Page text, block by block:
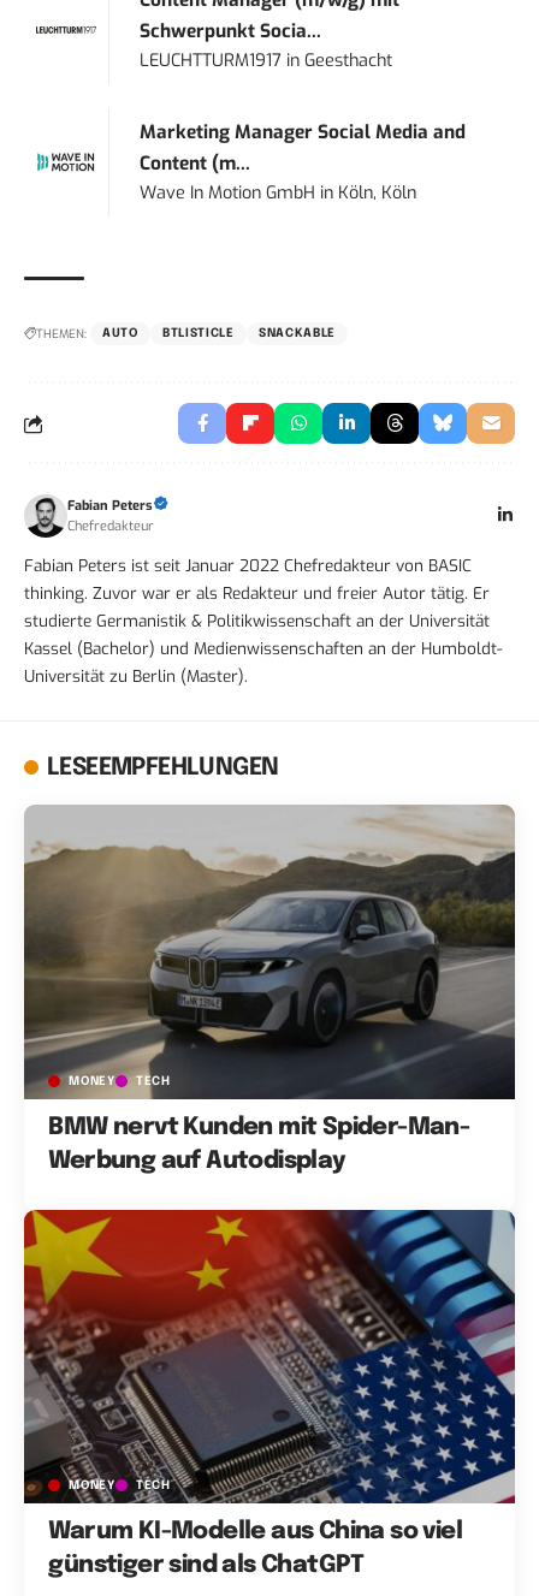
Schwerpunkt Socia...
LEUCHTTURM1917 inGeesthacht
Marketing Manager Social Media and
Content (m...
Wave In Motion GmbH in Köln, Köln
THEMEN: AUTO BTLISTICLE SNACKABLE
Fabian Peters
Chefredakteur
Fabian Peters ist seit Januar 2022 Chefredakteur von BASIC
thinking. Zuvor war er als Redakteur und freier Autor tätig. Er
studierte Germanistik & Politikwissenschaft an der Universität
Kassel (Bachelor) und Medienwissenschaften an der Humboldt-
Universität zu Berlin (Master).
LESEEMPFEHLUNGEN
MONEY TECH
BMW nervt Kunden mit Spider-Man-
Werbung auf Autodisplay
MONEY TECH
Warum KI-Modelle aus China so viel
günstiger sind als ChatGPT